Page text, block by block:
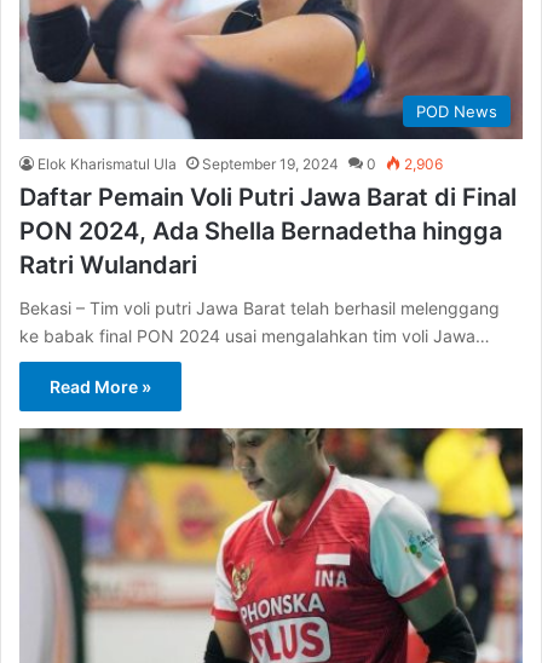
POD News
Elok Kharismatul Ula September 19, 2024 0 2,906
Daftar Pemain Voli Putri Jawa Barat di Final
PON 2024, Ada Shella Bernadetha hingga
Ratri Wulandari
Bekasi – Tim voli putri Jawa Barat telah berhasil melenggang
ke babak final PON 2024 usai mengalahkan tim voli Jawa…
Read More »